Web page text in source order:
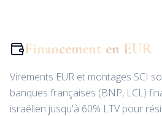
Financement en EUR
Virements EUR et montages SCI
banques françaises (BNP, LCL)
israélien jusqu'à 60% LTV pour